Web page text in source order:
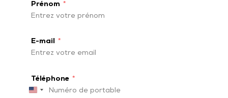
Prénom
E-mail
Téléphone
United